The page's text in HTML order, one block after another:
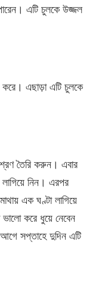
এটি চুলকে উজ্জল
করে। এছাড়া এটি চুলকে
তৈরি করুন। এবার
নিন। এরপর
এক ঘণ্টা লাগিয়ে
করে ধুয়ে নেবেন
সপ্তাহে দুদিন এটি